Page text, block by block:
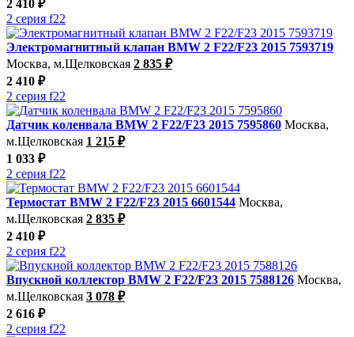
2 410 ₽
2 серия f22
Электромагнитный клапан BMW 2 F22/F23 2015 7593719
Москва, м.Щелковская 2 835 ₽
2 410 ₽
2 серия f22
Датчик коленвала BMW 2 F22/F23 2015 7595860 Москва,
м.Щелковская 1 215 ₽
1 033 ₽
2 серия f22
Термостат BMW 2 F22/F23 2015 6601544 Москва,
м.Щелковская 2 835 ₽
2 410 ₽
2 серия f22
Впускной коллектор BMW 2 F22/F23 2015 7588126 Москва,
м.Щелковская 3 078 ₽
2 616 ₽
2 серия f22